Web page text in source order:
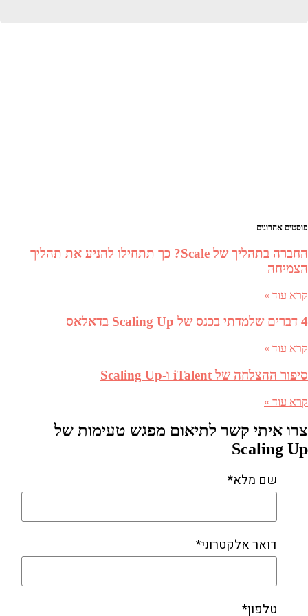
פוסטים אחרונים
החברה בתהליך של Scale? כך תתחילו להניע את תהליך
הצמיחה
קרא עוד »
4 דברים שלמדתי בכנס של Scaling Up בדאלאס
קרא עוד »
סיפור ההצלחה של iTalent ו-Scaling Up
קרא עוד »
צרו איתי קשר לתיאום מפגש טעימות של
Scaling Up
שם מלא*
דואר אלקטרוני*
טלפון*